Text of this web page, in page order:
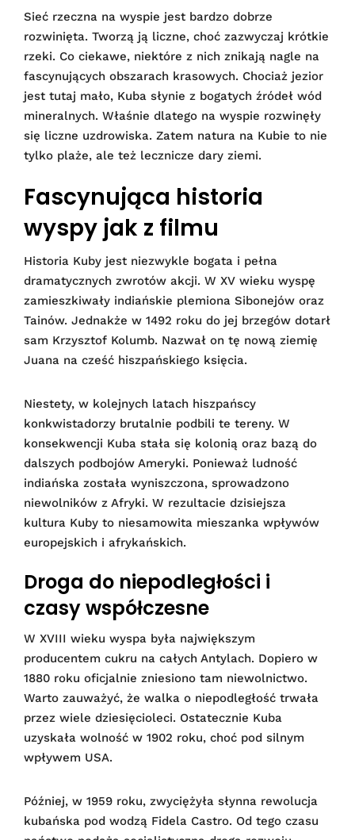
Sieć rzeczna na wyspie jest bardzo dobrze
rozwinięta. Tworzą ją liczne, choć zazwyczaj krótkie
rzeki. Co ciekawe, niektóre z nich znikają nagle na
fascynujących obszarach krasowych. Chociaż jezior
jest tutaj mało, Kuba słynie z bogatych źródeł wód
mineralnych. Właśnie dlatego na wyspie rozwinęły
się liczne uzdrowiska. Zatem natura na Kubie to nie
tylko plaże, ale też lecznicze dary ziemi.
Fascynująca historia
wyspy jak z filmu
Historia Kuby jest niezwykle bogata i pełna
dramatycznych zwrotów akcji. W XV wieku wyspę
zamieszkiwały indiańskie plemiona Sibonejów oraz
Tainów. Jednakże w 1492 roku do jej brzegów dotarł
sam Krzysztof Kolumb. Nazwał on tę nową ziemię
Juana na cześć hiszpańskiego księcia.
Niestety, w kolejnych latach hiszpańscy
konkwistadorzy brutalnie podbili te tereny. W
konsekwencji Kuba stała się kolonią oraz bazą do
dalszych podbojów Ameryki. Ponieważ ludność
indiańska została wyniszczona, sprowadzono
niewolników z Afryki. W rezultacie dzisiejsza
kultura Kuby to niesamowita mieszanka wpływów
europejskich i afrykańskich.
Droga do niepodległości i
czasy współczesne
W XVIII wieku wyspa była największym
producentem cukru na całych Antylach. Dopiero w
1880 roku oficjalnie zniesiono tam niewolnictwo.
Warto zauważyć, że walka o niepodległość trwała
przez wiele dziesięcioleci. Ostatecznie Kuba
uzyskała wolność w 1902 roku, choć pod silnym
wpływem USA.
Później, w 1959 roku, zwyciężyła słynna rewolucja
kubańska pod wodzą Fidela Castro. Od tego czasu